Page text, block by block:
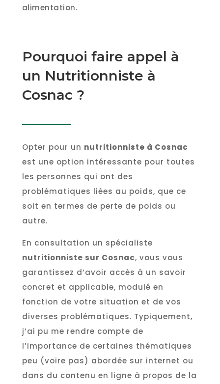
alimentation.
Pourquoi faire appel à
un Nutritionniste à
Cosnac ?
Opter pour un nutritionniste à Cosnac
est une option intéressante pour toutes
les personnes qui ont des
problématiques liées au poids, que ce
soit en termes de perte de poids ou
autre.
En consultation un spécialiste
nutritionniste sur Cosnac, vous vous
garantissez d’avoir accès à un savoir
concret et applicable, modulé en
fonction de votre situation et de vos
diverses problématiques. Typiquement,
j’ai pu me rendre compte de
l’importance de certaines thématiques
peu (voire pas) abordée sur internet ou
dans du contenu en ligne à propos de la